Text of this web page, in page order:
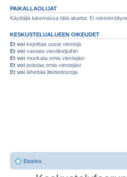
PAIKALLAOLIJAT
Käyttäjiä lukemassa tätä aluetta: Ei
KESKUSTELUALUEEN OIKEUDET
Et voi kirjoittaa uusia viestejä
Et voi vastata viestiketjuihin
Et voi muokata omia viestejäsi
Et voi poistaa omia viestejäsi
Et voi lähettää liitetiedostoja.
Etusivu